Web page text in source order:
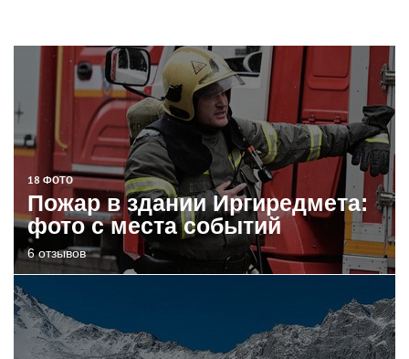
18 ФОТО
Пожар в здании Иргиредмета:
фото с места событий
6 отзывов